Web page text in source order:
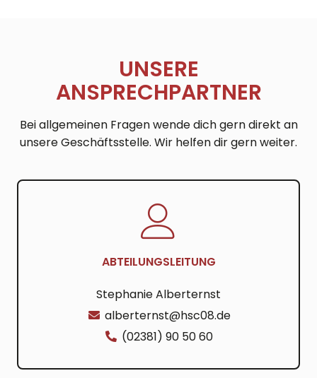
UNSERE
ANSPRECHPARTNER
Bei allgemeinen Fragen wende dich gern direkt an
unsere Geschäftsstelle. Wir helfen dir gern weiter.
ABTEILUNGSLEITUNG
Stephanie Alberternst
alberternst@hsc08.de
(02381) 90 50 60